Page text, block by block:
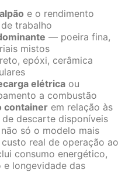
e o rendimento
trabalho
— poeira fina,
mistos
epóxi, cerâmica
elétrica ou
a combustão
container em relação às
descarte disponíveis
só o modelo mais
real de operação ao
consumo energético,
e longevidade das